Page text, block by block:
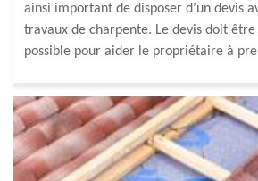
ainsi important de disposer d’un devis
travaux de charpente. Le devis doit
possible pour aider le propriétaire à